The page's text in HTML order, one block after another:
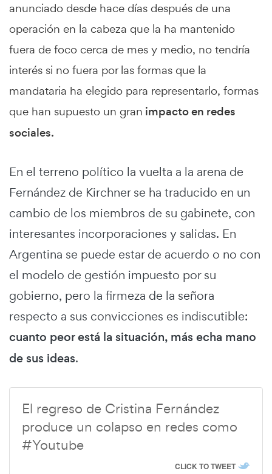
anunciado desde hace días después de una
operación en la cabeza que la ha mantenido
fuera de foco cerca de mes y medio, no tendría
interés si no fuera por las formas que la
mandataria ha elegido para representarlo, formas
que han supuesto un gran impacto en redes
sociales.
En el terreno político la vuelta a la arena de
Fernández de Kirchner se ha traducido en un
cambio de los miembros de su gabinete, con
interesantes incorporaciones y salidas. En
Argentina se puede estar de acuerdo o no con
el modelo de gestión impuesto por su
gobierno, pero la firmeza de la señora
respecto a sus convicciones es indiscutible:
cuanto peor está la situación, más echa mano
de sus ideas.
El regreso de Cristina Fernández
produce un colapso en redes como
#Youtube
CLICK TO TWEET